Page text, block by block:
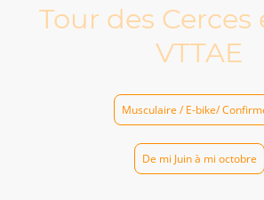
Tour des Cerces
VTTAE
Musculaire / E-bike/
De mi Juin à mi octobre